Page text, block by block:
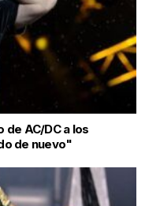
AC/DC a los
de nuevo"